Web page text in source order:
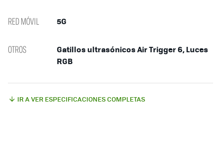
RED MÓVIL 5G
OTROS
Gatillos ultrasónicos Air Trigger 6, Luces
RGB
IR A VER ESPECIFICACIONES COMPLETAS